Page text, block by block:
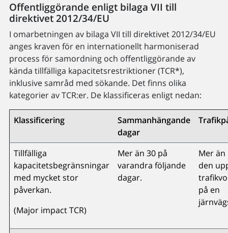
Offentliggörande enligt bilaga VII till
direktivet 2012/34/EU
I omarbetningen av bilaga VII till direktivet 2012/34/EU
anges kraven för en internationellt harmoniserad
process för samordning och offentliggörande av
kända tillfälliga kapacitetsrestriktioner (TCR*),
inklusive samråd med sökande. Det finns olika
kategorier av TCR:er. De klassificeras enligt nedan:
Klassificering
Sammanhängande
dagar
Tillfälliga
kapacitetsbegränsningar
med mycket stor
påverkan.
(Major impact TCR)
Mer än 30 på
varandra följande
dagar.
Mer än
den
på en